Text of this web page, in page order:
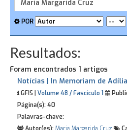
POR
Resultados:
Foram encontrados 1 artigos
Notícias | In Memoriam de
GFIS | Volume 48 / Fascículo 1
Página(s):40
Palavras-chave: